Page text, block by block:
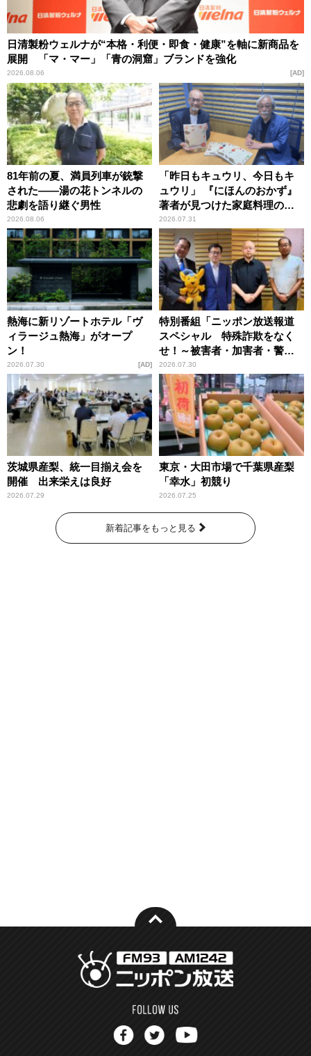
日清製粉ウェルナが“本格・利便・即食・健康”を軸に新商品を
展開 「マ・マー」「青の洞窟」ブランドを強化
2026.08.06 AD
81年前の夏、満員列車が銃撃
された――湯の花トンネルの
悲劇を語り継ぐ男性
2026.08.06
「昨日もキュウリ、今日もキ
ュウリ」 『にほんのおかず』
著者が見つけた家庭料理の知
恵
2026.07.31
熱海に新リゾートホテル「ヴ
ィラージュ熱海」がオープ
ン！
2026.07.30 AD
特別番組「ニッポン放送報道
スペシャル 特殊詐欺をなく
せ！～被害者・加害者・警視
庁が語るトクリュウの実態
～」放送
2026.07.30
茨城県産梨、統一目揃え会を
開催 出来栄えは良好
2026.07.29
東京・大田市場で千葉県産梨
「幸水」初競り
2026.07.25
新着記事をもっと見る